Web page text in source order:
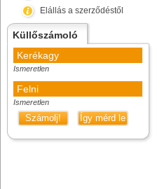
Elállás a szerződéstől
Küllőszámoló
Kerékagy
Ismeretlen
Felni
Ismeretlen
Számolj! Így mérd le